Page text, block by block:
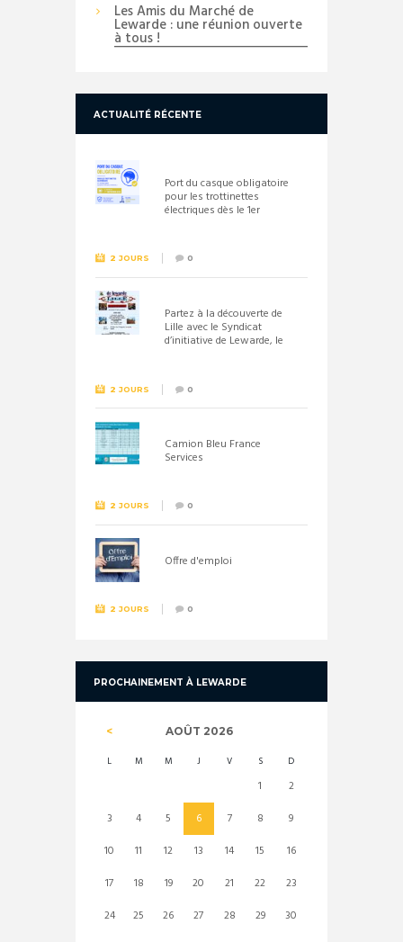
Les Amis du Marché de
Lewarde : une réunion ouverte
à tous !
ACTUALITÉ RÉCENTE
Port du casque obligatoire
pour les trottinettes
électriques dès le 1er
2 JOURS 0
Partez à la découverte de
Lille avec le Syndicat
d’initiative de Lewarde, le
2 JOURS 0
Camion Bleu France
Services
2 JOURS 0
Offre d'emploi
2 JOURS 0
PROCHAINEMENT À LEWARDE
AOÛT 2026
L M M J V S D
1
2
3
4 5 6 7 8
9
10
11 12 13 14 15
16
17
18 19 20 21 22
23
24
25 26 27 28 29
30